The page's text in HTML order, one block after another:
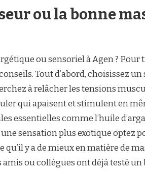
ou la bonne
ou sensoriel à Agen ?
Tout d’abord, choisissez
à relâcher les tensions
qui apaisent et stimulent en
essentielles comme l’huile
sensation plus exotique optez
y a de mieux en matière de
ou collègues ont déjà testé